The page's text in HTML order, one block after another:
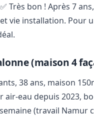
✅ Très bon ! Après 7
vie installation. Pour
(maison 4
38 ans, maison
eau depuis 2023,
(travail Namur